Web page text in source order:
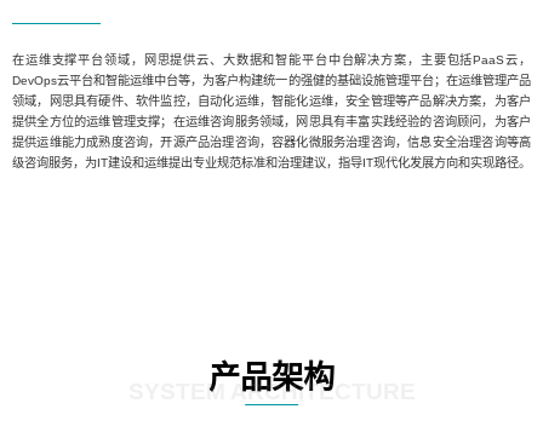
在运维支撑平台领域，网思提供云、大数据和智能平台中台解决方案，主要包括PaaS云，
DevOps云平台和智能运维中台等，为客户构建统一的强健的基础设施管理平台；在运维管理产品
领域，网思具有硬件、软件监控，自动化运维，智能化运维，安全管理等产品解决方案，为客户
提供全方位的运维管理支撑；在运维咨询服务领域，网思具有丰富实践经验的咨询顾问，为客户
提供运维能力成熟度咨询，开源产品治理咨询，容器化微服务治理咨询，信息安全治理咨询等高
级咨询服务，为IT建设和运维提出专业规范标准和治理建议，指导IT现代化发展方向和实现路径。
产品架构
SYSTEM ARCHITECTURE